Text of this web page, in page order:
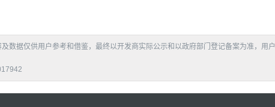
据仅供用户参考和借鉴，最终以开发商实际公示和以政府部门登记备案为准，用